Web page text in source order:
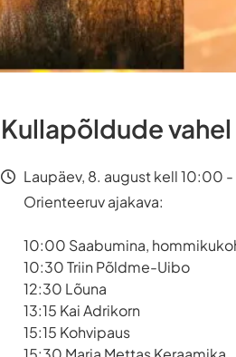
Kullapõldude vahel
Laupäev, 8. august kell 10:00 -
Orienteeruv ajakava:
10:00 Saabumina,
10:30 Triin Põldme-Uibo
12:30 Lõuna
13:15 Kai Adrikorn
15:15 Kohvipaus